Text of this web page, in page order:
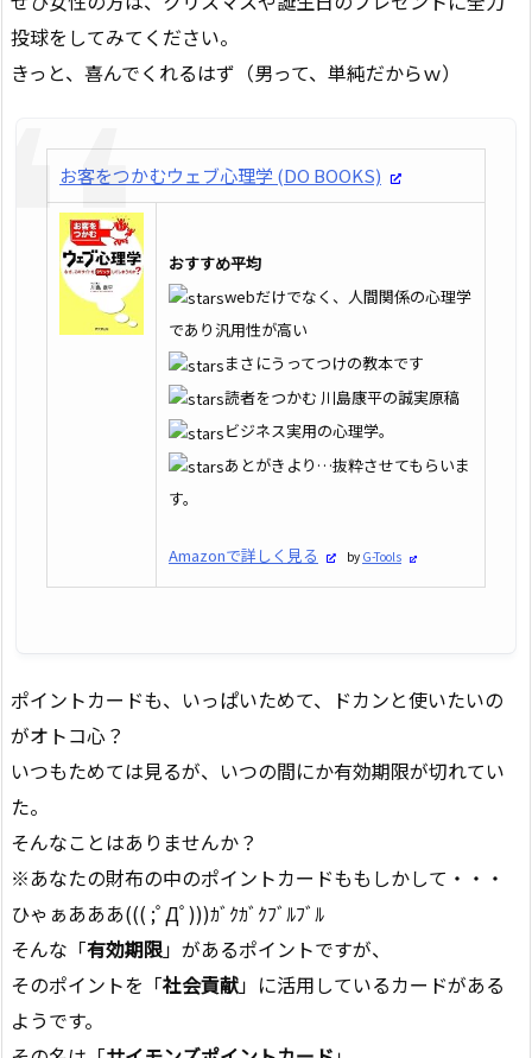
投球をしてみてください。
きっと、喜んでくれるはず（男って、単純だからｗ）
お客をつかむウェブ心理学 (DO BOOKS)
おすすめ平均
webだけでなく、人間関係の心理学
であり汎用性が高い
まさにうってつけの教本です
読者をつかむ 川島康平の誠実原稿
ビジネス実用の心理学。
あとがきより…抜粋させてもらいま
す。
Amazonで詳しく見る by G-Tools
ポイントカードも、いっぱいためて、ドカンと使いたいの
がオトコ心？
いつもためては見るが、いつの間にか有効期限が切れてい
た。
そんなことはありませんか？
※あなたの財布の中のポイントカードももしかして・・・
ひゃぁあああ((( ;ﾟДﾟ)))ｶﾞｸｶﾞｸﾌﾞﾙﾌﾞﾙ
そんな「有効期限」があるポイントですが、
そのポイントを「社会貢献」に活用しているカードがある
ようです。